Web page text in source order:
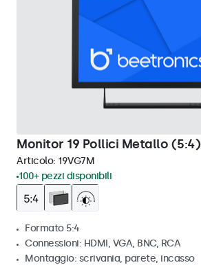
Monitor 19 Pollici Metallo (5:4)
Articolo: 19VG7M
100+ pezzi disponibili
Formato 5:4
Connessioni: HDMI, VGA, BNC, RCA
Montaggio: scrivania, parete, incasso